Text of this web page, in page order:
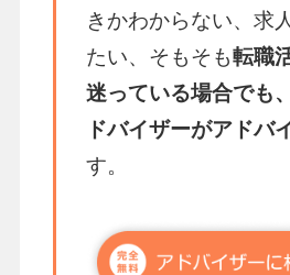
きかわからない、求
たい、そもそも転職
迷っている場合でも
ドバイザーがアドバ
す。